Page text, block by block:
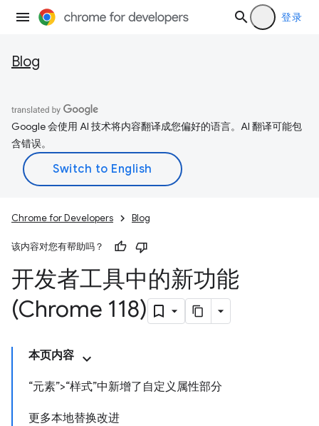
登录
Blog
Google 会使用 AI 技术将内容翻译成您偏好的语言。AI 翻译可能包
含错误。
Chrome for Developers Blog
该内容对您有帮助吗？
开发者工具中的新功能
(Chrome 118)
本页内容
“元素”>“样式”中新增了自定义属性部分
更多本地替换改进